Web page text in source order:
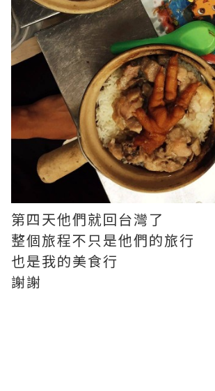
第四天他們就回台灣了
整個旅程不只是他們的旅行
也是我的美食行
謝謝